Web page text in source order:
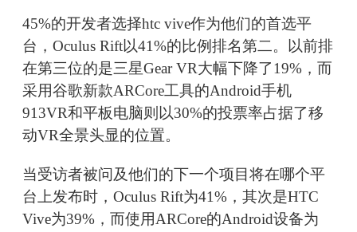
45%的开发者选择htc vive作为他们的首选平
台，Oculus Rift以41%的比例排名第二。以前排
在第三位的是三星Gear VR大幅下降了19%，而
采用谷歌新款ARCore工具的Android手机
913VR和平板电脑则以30%的投票率占据了移
动VR全景头显的位置。
当受访者被问及他们的下一个项目将在哪个平
台上发布时，Oculus Rift为41%，其次是HTC
Vive为39%，而使用ARCore的Android设备为